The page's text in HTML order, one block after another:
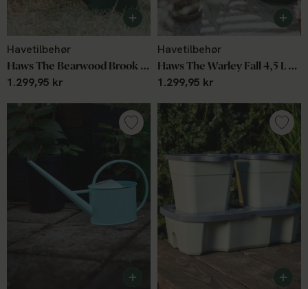
Havetilbehør
Haws The Bearwood Brook 4,5 L green
1.299,95 kr
Havetilbehør
Haws The Warley Fall 4,5 L grøn
1.299,95 kr